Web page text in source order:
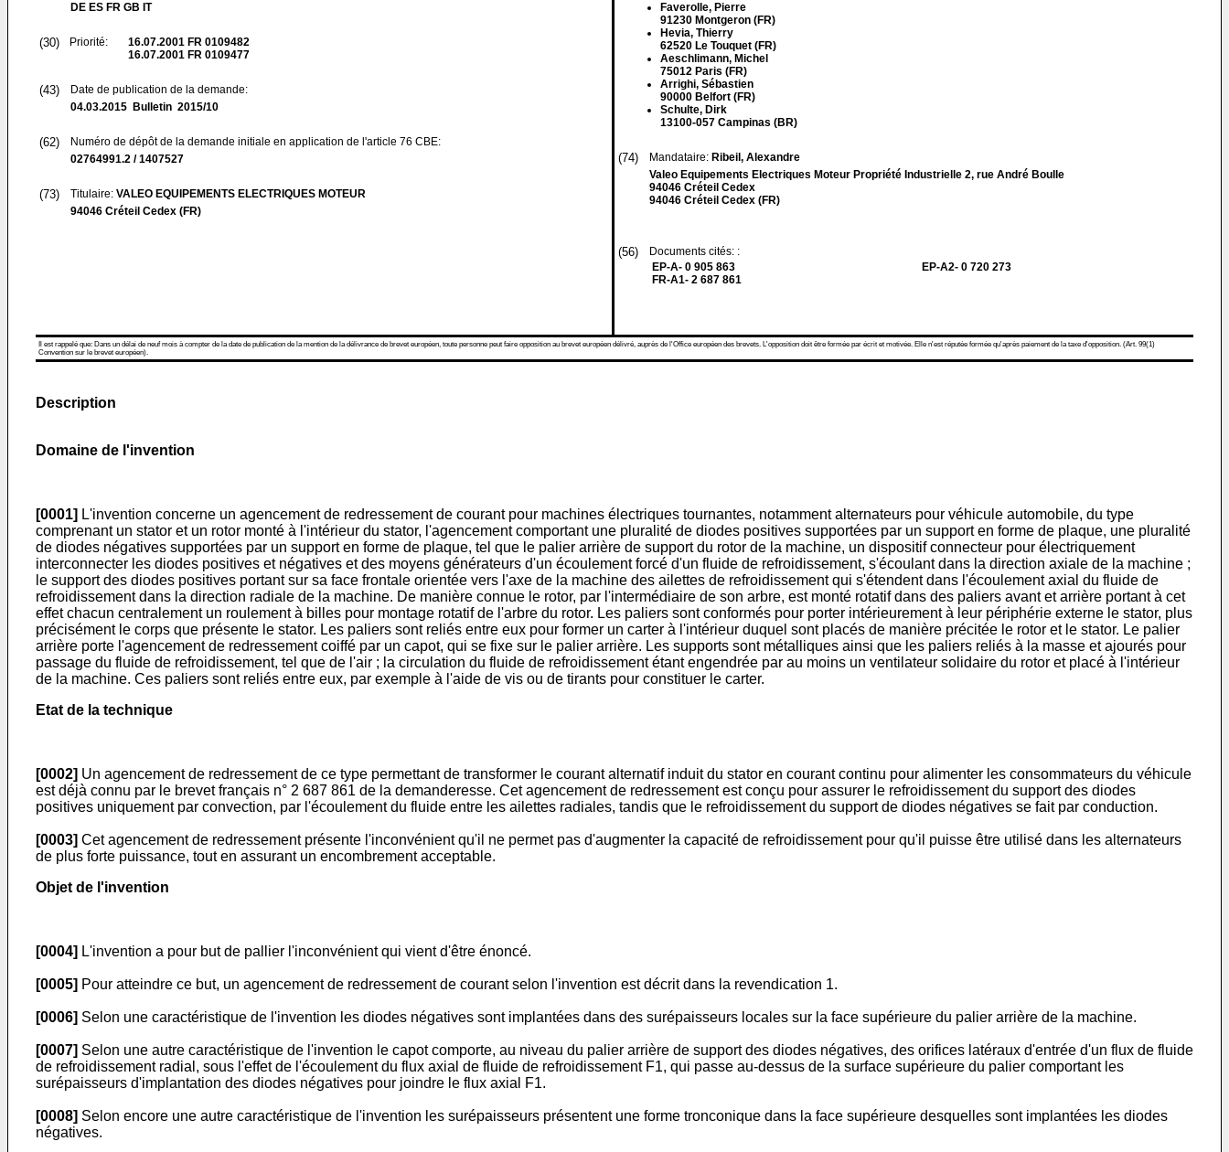
DE ES FR GB IT
(30) Priorité: 16.07.2001 FR 0109482
16.07.2001 FR 0109477
(43)
Date de publication de la demande:
04.03.2015 Bulletin 2015/10
(62)
Numéro de dépôt de la demande initiale en application de l'article 76 CBE:
02764991.2 / 1407527
(73) Titulaire: VALEO EQUIPEMENTS ELECTRIQUES MOTEUR
94046 Créteil Cedex (FR)
Faverolle, Pierre
91230 Montgeron (FR)
Hevia, Thierry
62520 Le Touquet (FR)
Aeschlimann, Michel
75012 Paris (FR)
Arrighi, Sébastien
90000 Belfort (FR)
Schulte, Dirk
13100-057 Campinas (BR)
(74) Mandataire: Ribeil, Alexandre
Valeo Equipements Electriques Moteur Propriété Industrielle 2, rue André Boulle
94046 Créteil Cedex
94046 Créteil Cedex (FR)
(56)
Documents cités: :
EP-A- 0 905 863
FR-A1- 2 687 861
EP-A2- 0 720 273
Il est rappelé que: Dans un délai de neuf mois à compter de la date de publication de la mention de la délivrance de brevet européen, toute personne peut faire opposition au brevet européen délivré, auprès de l'Office européen des brevets. L'opposition doit être formée par écrit et motivée. Elle n'est réputée formée qu'après paiement de la taxe d'opposition. (Art. 99(1)
Convention sur le brevet européen).
Description
Domaine de l'invention
[0001] L'invention concerne un agencement de redressement de courant pour machines électriques tournantes, notamment alternateurs pour véhicule automobile, du type
comprenant un stator et un rotor monté à l'intérieur du stator, l'agencement comportant une pluralité de diodes positives supportées par un support en forme de plaque, une pluralité
de diodes négatives supportées par un support en forme de plaque, tel que le palier arrière de support du rotor de la machine, un dispositif connecteur pour électriquement
interconnecter les diodes positives et négatives et des moyens générateurs d'un écoulement forcé d'un fluide de refroidissement, s'écoulant dans la direction axiale de la machine ;
le support des diodes positives portant sur sa face frontale orientée vers l'axe de la machine des ailettes de refroidissement qui s'étendent dans l'écoulement axial du fluide de
refroidissement dans la direction radiale de la machine. De manière connue le rotor, par l'intermédiaire de son arbre, est monté rotatif dans des paliers avant et arrière portant à cet
effet chacun centralement un roulement à billes pour montage rotatif de l'arbre du rotor. Les paliers sont conformés pour porter intérieurement à leur périphérie externe le stator, plus
précisément le corps que présente le stator. Les paliers sont reliés entre eux pour former un carter à l'intérieur duquel sont placés de manière précitée le rotor et le stator. Le palier
arrière porte l'agencement de redressement coiffé par un capot, qui se fixe sur le palier arrière. Les supports sont métalliques ainsi que les paliers reliés à la masse et ajourés pour
passage du fluide de refroidissement, tel que de l'air ; la circulation du fluide de refroidissement étant engendrée par au moins un ventilateur solidaire du rotor et placé à l'intérieur
de la machine. Ces paliers sont reliés entre eux, par exemple à l'aide de vis ou de tirants pour constituer le carter.
Etat de la technique
[0002] Un agencement de redressement de ce type permettant de transformer le courant alternatif induit du stator en courant continu pour alimenter les consommateurs du véhicule
est déjà connu par le brevet français n° 2 687 861 de la demanderesse. Cet agencement de redressement est conçu pour assurer le refroidissement du support des diodes
positives uniquement par convection, par l'écoulement du fluide entre les ailettes radiales, tandis que le refroidissement du support de diodes négatives se fait par conduction.
[0003] Cet agencement de redressement présente l'inconvénient qu'il ne permet pas d'augmenter la capacité de refroidissement pour qu'il puisse être utilisé dans les alternateurs
de plus forte puissance, tout en assurant un encombrement acceptable.
Objet de l'invention
[0004] L'invention a pour but de pallier l'inconvénient qui vient d'être énoncé.
[0005] Pour atteindre ce but, un agencement de redressement de courant selon l'invention est décrit dans la revendication 1.
[0006] Selon une caractéristique de l'invention les diodes négatives sont implantées dans des surépaisseurs locales sur la face supérieure du palier arrière de la machine.
[0007] Selon une autre caractéristique de l'invention le capot comporte, au niveau du palier arrière de support des diodes négatives, des orifices latéraux d'entrée d'un flux de fluide
de refroidissement radial, sous l'effet de l'écoulement du flux axial de fluide de refroidissement F1, qui passe au-dessus de la surface supérieure du palier comportant les
surépaisseurs d'implantation des diodes négatives pour joindre le flux axial F1.
[0008] Selon encore une autre caractéristique de l'invention les surépaisseurs présentent une forme tronconique dans la face supérieure desquelles sont implantées les diodes
négatives.